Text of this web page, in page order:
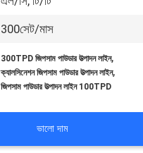
300সেট/মাস
300TPD জিপসাম পাউডার উত্পাদন লাইন,
ক্যালসিনেশন জিপসাম পাউডার উত্পাদন লাইন,
জিপসাম পাউডার উত্পাদন লাইন 100TPD
ভালো দাম